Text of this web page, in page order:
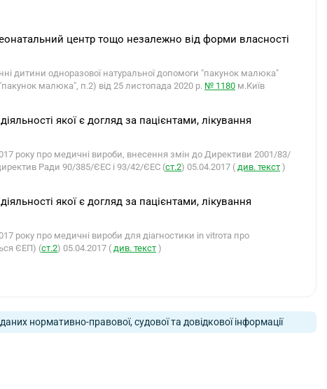
центр тощо незалежно від форми власності
дитини одноразової натуральної допомоги "пакунок малюка"
малюка", п.2) від 25 листопада 2020 р. № 1180 м.Київ
якої є догляд за пацієнтами, лікування
про медичні вироби, внесення змін до Директиви 2001/83/
Ради 90/385/ЄЕС і 93/42/ЄЕС (ст.2) 05.04.2017 ( див. текст )
якої є догляд за пацієнтами, лікування
про медичні вироби для діагностики in vitroта про
ЄЕП) (ст.2) 05.04.2017 ( див. текст )
нормативно-правової, судової та довідкової інформації